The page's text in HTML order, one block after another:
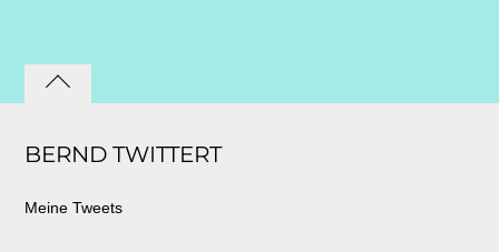
Back
top
BERND TWITTERT
Meine Tweets